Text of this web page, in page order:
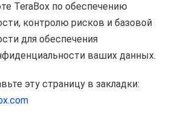
TeraBox по обеспечению
контролю рисков и базовой
для обеспечения
ваших данных.
эту страницу в закладки: